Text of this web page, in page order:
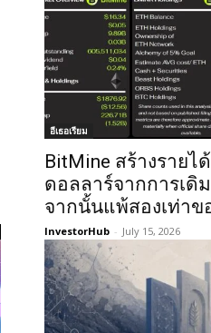
อีเธอเรียม
BitMine สร้างรายไ
ดอลลาร์จากการเดิ
จากนั้นแพ้สองเท่าข
InvestorHub - July 15, 2026